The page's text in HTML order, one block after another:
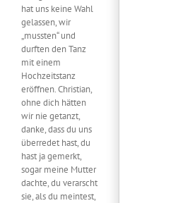
hat uns keine Wahl
gelassen, wir
„mussten“ und
durften den Tanz
mit einem
Hochzeitstanz
eröffnen. Christian,
ohne dich hätten
wir nie getanzt,
danke, dass du uns
überredet hast, du
hast ja gemerkt,
sogar meine Mutter
dachte, du verarscht
sie, als du meintest,